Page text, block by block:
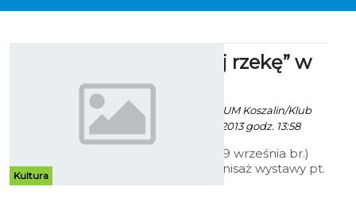
Kultura
„Zaadoptuj rzekę” w
ratuszu
Paweł Kaczor / info. UM Koszalin/Klub
"Gaja" - 9 Września 2013 godz. 13:58
W poniedziałek (9 września br.)
miał miejsce wernisaż wystawy pt.